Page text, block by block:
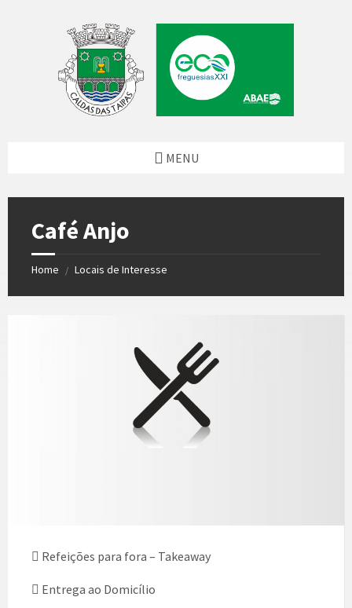
MENU
Café Anjo
Home / Locais de Interesse
Refeições para fora – Takeaway
Entrega ao Domicílio